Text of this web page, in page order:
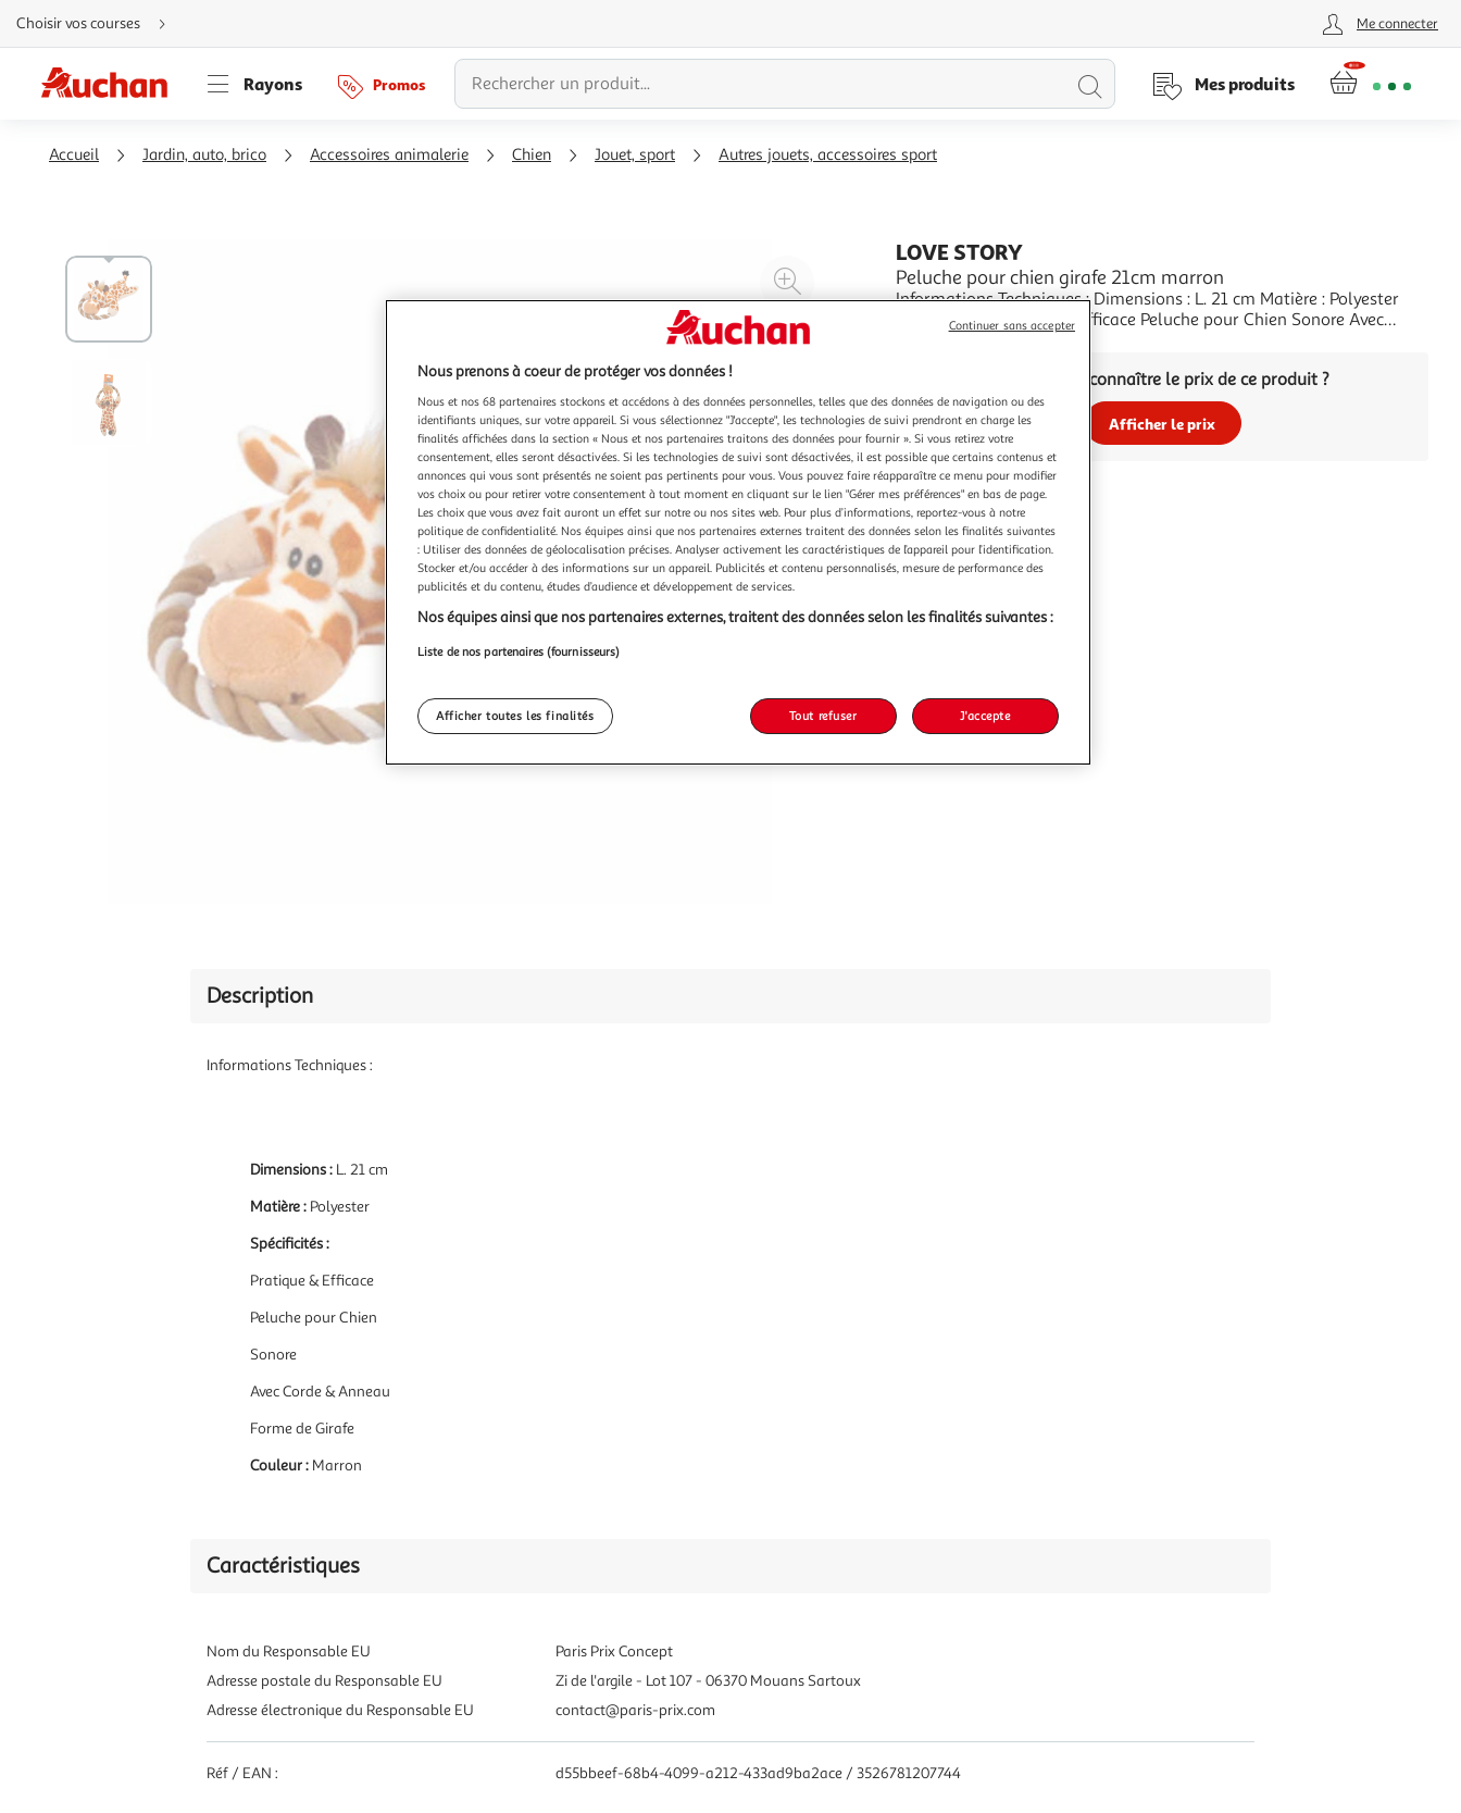
Aller
directement
au
Aller
directement
à
Aller
directement
Choisir vos courses Me connecter
Rayons Promos
Lancer
Mes produits
Accueil Jardin, auto, brico Accessoires animalerie Chien Jouet, sport Autres jouets, accessoires sport
Agrandir
l'illustration
à
Réduire
à
100
%
Partager
le
produit
LOVE STORY
Peluche pour chien girafe 21cm marron
Informations Techniques : Dimensions : L. 21 cm Matière : Polyester
Spécificités : Pratique & Efficace Peluche pour Chien Sonore Avec
Vous voulez connaître le prix de ce produit ?
Afficher le prix
Description
Informations Techniques :
Dimensions : L. 21 cm
Matière : Polyester
Spécificités :
Pratique & Efficace
Peluche pour Chien
Sonore
Avec Corde & Anneau
Forme de Girafe
Couleur : Marron
Caractéristiques
Nom du Responsable EU
Paris Prix Concept
Adresse postale du Responsable EU
Zi de l'argile - Lot 107 - 06370 Mouans Sartoux
Adresse électronique du Responsable EU
contact@paris-prix.com
Réf / EAN : d55bbeef-68b4-4099-a212-433ad9ba2ace / 3526781207744
Nous prenons à coeur de protéger vos données !
Nous et nos 68 partenaires stockons et accédons à des données personnelles, telles que des données de navigation ou des
identifiants uniques, sur votre appareil. Si vous sélectionnez "J'accepte", les technologies de suivi prendront en charge les
finalités affichées dans la section « Nous et nos partenaires traitons des données pour fournir ». Si vous retirez votre
consentement, elles seront désactivées. Si les technologies de suivi sont désactivées, il est possible que certains contenus et
annonces qui vous sont présentés ne soient pas pertinents pour vous. Vous pouvez faire réapparaître ce menu pour modifier
vos choix ou pour retirer votre consentement à tout moment en cliquant sur le lien "Gérer mes préférences" en bas de page.
Les choix que vous avez fait auront un effet sur notre ou nos sites web. Pour plus d’informations, reportez-vous à notre
politique de confidentialité. Nos équipes ainsi que nos partenaires externes traitent des données selon les finalités suivantes
: Utiliser des données de géolocalisation précises. Analyser activement les caractéristiques de l’appareil pour l’identification.
Stocker et/ou accéder à des informations sur un appareil. Publicités et contenu personnalisés, mesure de performance des
publicités et du contenu, études d’audience et développement de services.
Nos équipes ainsi que nos partenaires externes, traitent des données selon les finalités suivantes :
Liste de nos partenaires (fournisseurs)
Afficher toutes les finalités Tout refuser J'accepte
Continuer sans accepter